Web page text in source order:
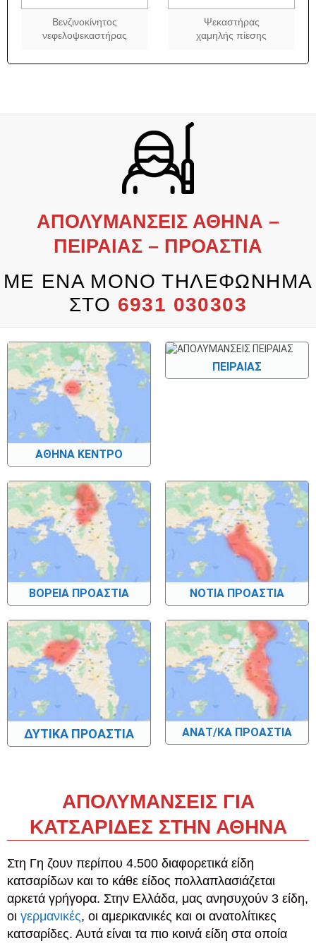
Βενζινοκίνητος
νεφελοψεκαστήρας
Ψεκαστήρας
χαμηλής πίεσης
ΑΠΟΛΥΜΑΝΣΕΙΣ ΑΘΗΝΑ –
ΠΕΙΡΑΙΑΣ – ΠΡΟΑΣΤΙΑ
ΜΕ ΕΝΑ ΜΟΝΟ ΤΗΛΕΦΩΝΗΜΑ
ΣΤΟ 6931 030303
ΑΘΗΝΑ ΚΕΝΤΡΟ
ΠΕΙΡΑΙΑΣ
ΒΟΡΕΙΑ ΠΡΟΑΣΤΙΑ ΝΟΤΙΑ ΠΡΟΑΣΤΙΑ
ΔΥΤΙΚΑ ΠΡΟΑΣΤΙΑ ΑΝΑΤ/ΚΑ ΠΡΟΑΣΤΙΑ
ΑΠΟΛΥΜΑΝΣΕΙΣ ΓΙΑ
ΚΑΤΣΑΡΙΔΕΣ ΣΤΗΝ ΑΘΗΝΑ
Στη Γη ζουν περίπου 4.500 διαφορετικά είδη
κατσαρίδων και το κάθε είδος πολλαπλασιάζεται
αρκετά γρήγορα. Στην Ελλάδα, μας ανησυχούν 3 είδη,
οι γερμανικές, οι αμερικανικές και οι ανατολίτικες
κατσαρίδες. Αυτά είναι τα πιο κοινά είδη στα οποία